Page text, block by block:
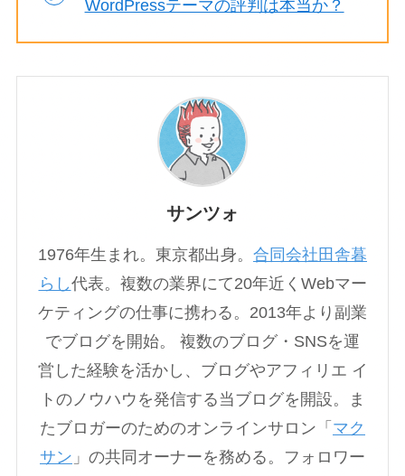
WordPressテーマの評判は本当か？
サンツォ
1976年生まれ。東京都出身。 合同会社田舎暮
らし代表。複数の業界にて20年近くWebマー
ケティングの仕事に携わる。2013年より副業
でブログを開始。 複数のブログ・SNSを運
営した経験を活かし、ブログやアフィリエ イ
トのノウハウを発信する当ブログを開設。ま
たブロガーのためのオンラインサロン「 マク
サン 」の共同オーナーを務める。フォロワー